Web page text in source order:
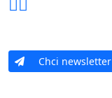
Chci newsletter